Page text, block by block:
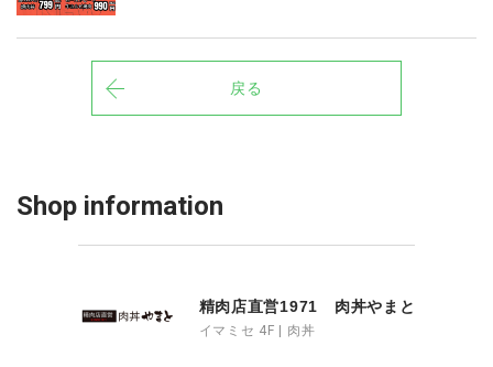
戻る
Shop information
精肉店直営1971 肉丼やまと
イマミセ 4F | 肉丼